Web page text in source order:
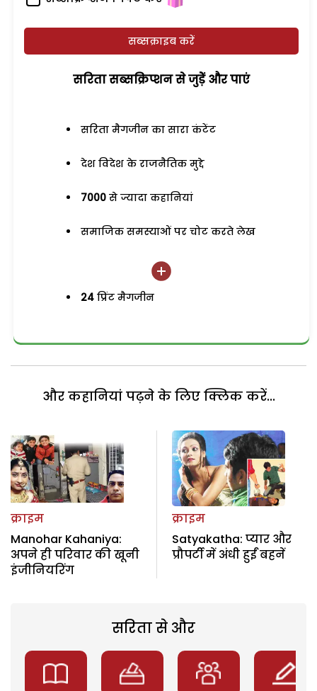
सब्सक्राइब करें
सरिता सब्सक्रिप्शन से जुड़ेें और पाएं
सरिता मैगजीन का सारा कंटेंट
देश विदेश के राजनैतिक मुद्दे
7000 से ज्यादा कहानियां
समाजिक समस्याओं पर चोट करते लेख
24 प्रिंट मैगजीन
और कहानियां पढ़ने के लिए क्लिक करें...
क्राइम
Manohar Kahaniya:
अपने ही परिवार की खूनी
इंजीनियरिंग
क्राइम
Satyakatha: प्यार और
प्रौपर्टी में अंधी हुईं बहनें
सरिता से और